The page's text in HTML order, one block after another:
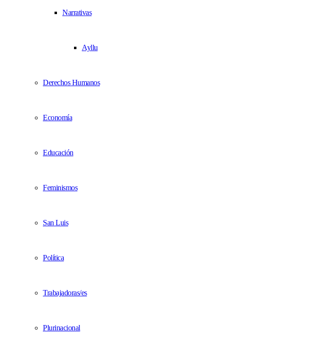
Narrativas
Ayllu
Derechos Humanos
Economía
Educación
Feminismos
San Luis
Política
Trabajadoras/es
Plurinacional